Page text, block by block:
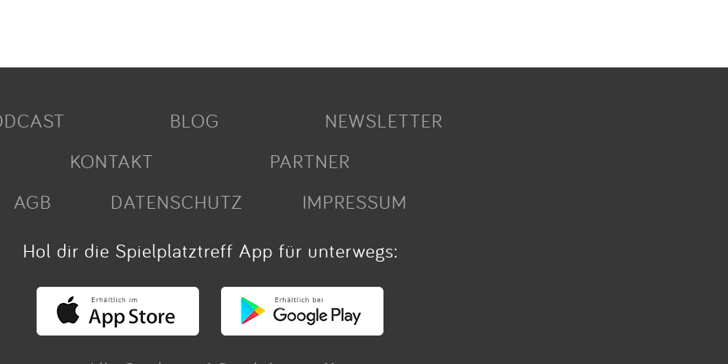
BLOG
NEWSLETTER
KONTAKT
PARTNER
AGB
DATENSCHUTZ
IMPRESSUM
Hol dir die Spielplatztreff App für unterwegs: